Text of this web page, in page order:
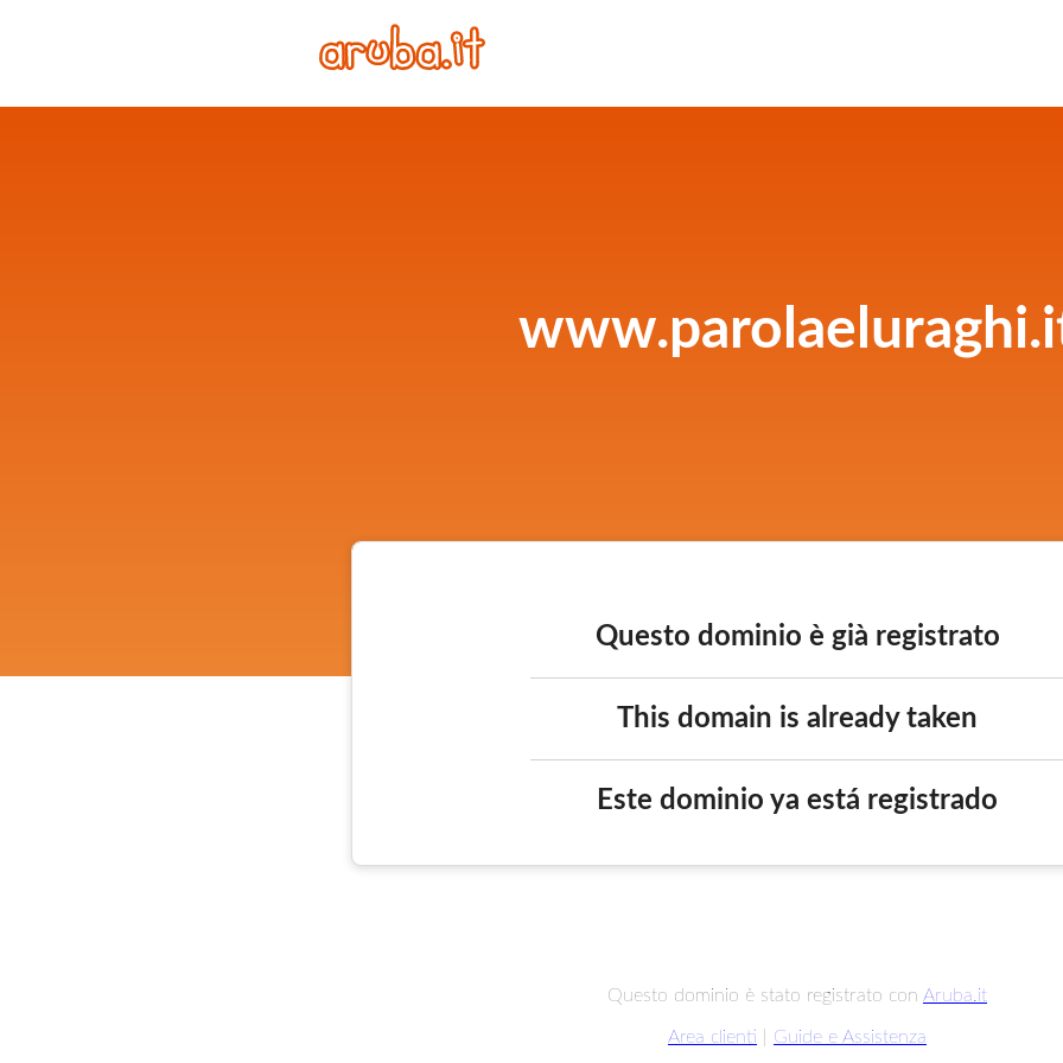
Questo dominio è già registrato
This domain is already taken
Este dominio ya está registrado
Questo dominio è stato registrato con Aruba.it
Area clienti Guide e Assistenza